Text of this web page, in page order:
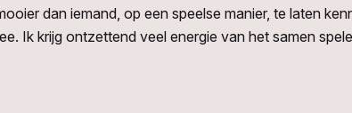
dan iemand, op een speelse manier, te laten
Ik krijg ontzettend veel energie van het samen